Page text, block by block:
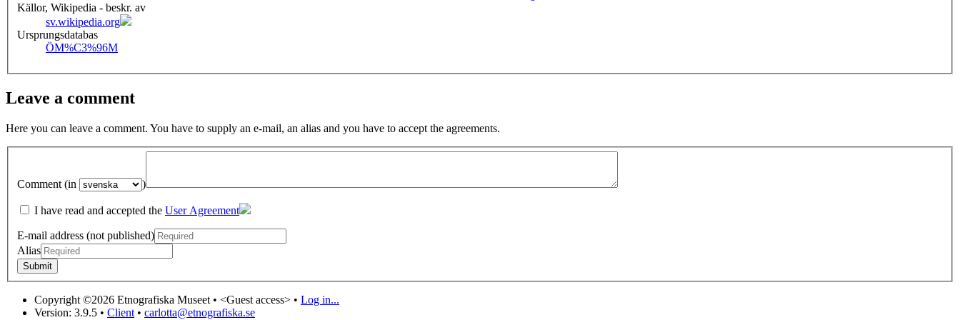
Källor, Wikipedia - beskr. av
sv.wikipedia.org
Ursprungsdatabas
ÖM%C3%96M
Leave a comment
Here you can leave a comment. You have to supply an e-mail, an alias and you have to accept the agreements.
Comment (in )
I have read and accepted the User Agreement
E-mail address (not published)
Alias
Copyright ©2026 Etnografiska Museet • <Guest access> • Log in...
Version: 3.9.5 • Client• carlotta@etnografiska.se